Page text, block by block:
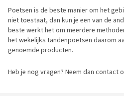
Poetsen is de beste manier om het
niet toestaat, dan kun je een van de
beste werkt het om meerdere
het wekelijks tandenpoetsen daarom
genoemde producten.
Heb je nog vragen? Neem dan contact